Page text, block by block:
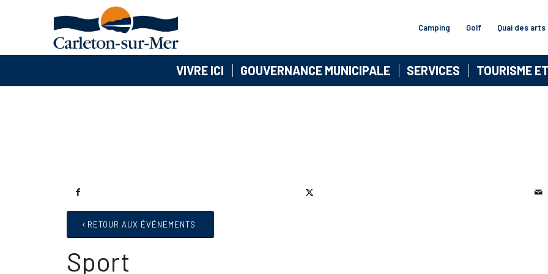
Camping Golf Quai des arts
VIVRE ICI GOUVERNANCE MUNICIPALE SERVICES TOURISME
RETOUR AUX ÉVÉNEMENTS
Sport